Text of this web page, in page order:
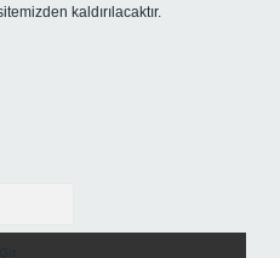
kaldırılacaktır.